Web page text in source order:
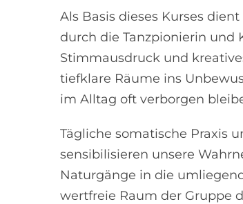
Als Basis dieses Kurses
durch die Tanzpionierin und
Stimmausdruck und
tiefklare Räume ins
im Alltag oft verborgen
Tägliche somatische Praxis
sensibilisieren unsere
Naturgänge in die
wertfreie Raum der Gruppe